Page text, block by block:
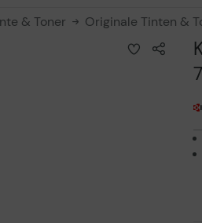
& Toner Originale Tinten &